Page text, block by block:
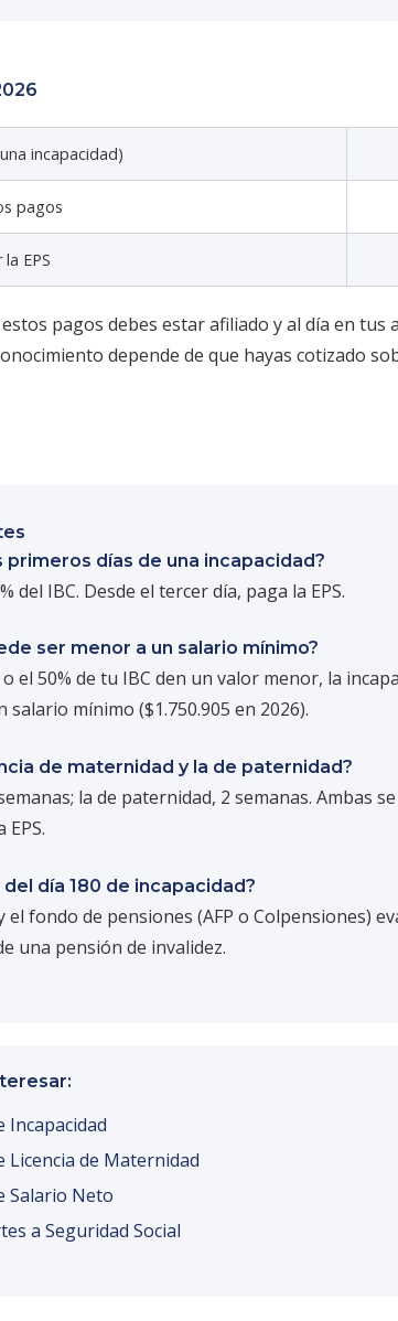
incapacidad)
pagos
EPS
pagos debes estar afiliado y al día en tus
depende de que hayas cotizado
primeros días de una incapacidad?
del IBC. Desde el tercer día, paga la EPS.
ser menor a un salario mínimo?
el 50% de tu IBC den un valor menor, la
mínimo ($1.750.905 en 2026).
de maternidad y la de paternidad?
la de paternidad, 2 semanas. Ambas
día 180 de incapacidad?
el fondo de pensiones (AFP o Colpensiones)
una pensión de invalidez.
Incapacidad
Licencia de Maternidad
Salario Neto
a Seguridad Social